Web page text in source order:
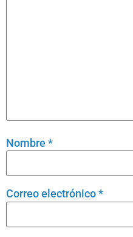
Nombre *
Correo electrónico*